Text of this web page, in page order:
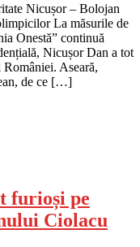
Nicușor – Bolojan
La măsurile de
Onestă” continuă
Nicușor Dan a tot
Aseară,
de ce […]
furioși pe
Ciolacu